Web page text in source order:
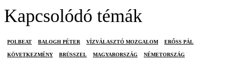
Kapcsolódó témák
POLBEAT BALOGH PÉTER VÍZVÁLASZTÓ MOZGALOM ERŐSS PÁL
KÖVETKEZMÉNY BRÜSSZEL MAGYARORSZÁG NÉMETORSZÁG